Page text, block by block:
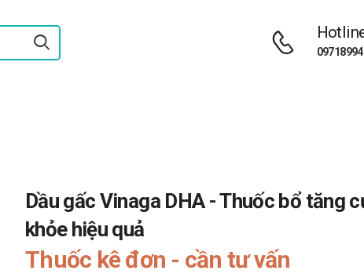
Dầu gấc Vinaga DHA - Thuốc bổ tăng
khỏe hiệu quả
Thuốc kê đơn - cần tư vấn